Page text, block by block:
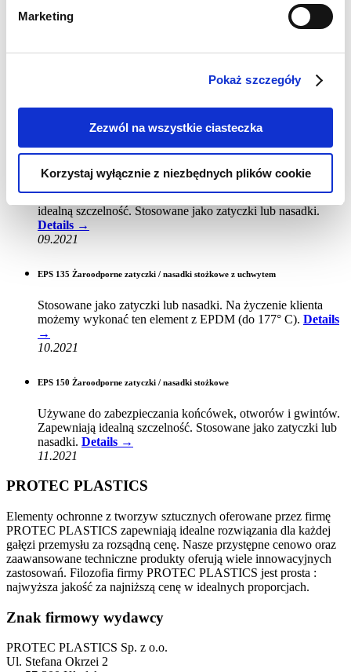
Marketing
Pokaż szczegóły
Zezwól na wszystkie ciasteczka
Korzystaj wyłącznie z niezbędnych plików cookie
Aktualności
Używane do zabezpieczania otworów i gwintów. Zapewniają
idealną szczelność. Stosowane jako zatyczki lub nasadki.
Details →
09.2021
EPS 135 Żaroodporne zatyczki / nasadki stożkowe z uchwytem
Stosowane jako zatyczki lub nasadki. Na życzenie klienta
możemy wykonać ten element z EPDM (do 177° C). Details
→
10.2021
EPS 150 Żaroodporne zatyczki / nasadki stożkowe
Używane do zabezpieczania końcówek, otworów i gwintów.
Zapewniają idealną szczelność. Stosowane jako zatyczki lub
nasadki. Details →
11.2021
PROTEC PLASTICS
Elementy ochronne z tworzyw sztucznych oferowane przez firmę
PROTEC PLASTICS zapewniają idealne rozwiązania dla każdej
gałęzi przemysłu za rozsądną cenę. Nasze przystępne cenowo oraz
zaawansowane techniczne produkty oferują wiele innowacyjnych
zastosowań. Filozofia firmy PROTEC PLASTICS jest prosta :
najwyższa jakość za najniższą cenę w idealnych proporcjach.
Znak firmowy wydawcy
PROTEC PLASTICS Sp. z o.o.
Ul. Stefana Okrzei 2